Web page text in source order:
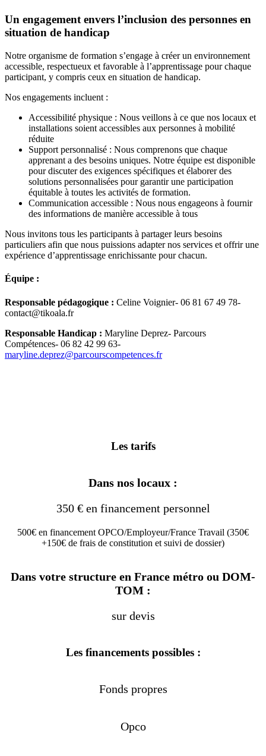
Un engagement envers l’inclusion des personnes en
situation de handicap
Notre organisme de formation s’engage à créer un environnement
accessible, respectueux et favorable à l’apprentissage pour chaque
participant, y compris ceux en situation de handicap.
Nos engagements incluent :
Accessibilité physique : Nous veillons à ce que nos locaux et
installations soient accessibles aux personnes à mobilité
réduite
Support personnalisé : Nous comprenons que chaque
apprenant a des besoins uniques. Notre équipe est disponible
pour discuter des exigences spécifiques et élaborer des
solutions personnalisées pour garantir une participation
équitable à toutes les activités de formation.
Communication accessible : Nous nous engageons à fournir
des informations de manière accessible à tous
Nous invitons tous les participants à partager leurs besoins
particuliers afin que nous puissions adapter nos services et offrir une
expérience d’apprentissage enrichissante pour chacun.
Équipe :
Responsable pédagogique : Celine Voignier- 06 81 67 49 78-
contact@tikoala.fr
Responsable Handicap : Maryline Deprez- Parcours
Compétences- 06 82 42 99 63-
maryline.deprez@parcourscompetences.fr
Les tarifs
Dans nos locaux :
350 € en financement personnel
500€ en financement OPCO/Employeur/France Travail (350€
+150€ de frais de constitution et suivi de dossier)
Dans votre structure en France métro ou DOM-
TOM :
sur devis
Les financements possibles :
Fonds propres
Opco